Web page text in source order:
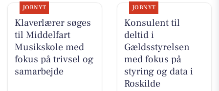
JOBNYT
Klaverlærer søges
til Middelfart
Musikskole med
fokus på trivsel og
samarbejde
JOBNYT
Konsulent til
deltid i
Gældsstyrelsen
med fokus på
styring og data i
Roskilde